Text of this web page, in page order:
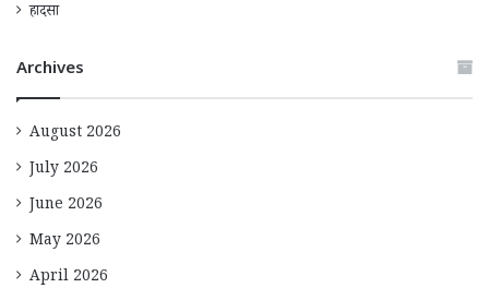
हादसा
Archives
August 2026
July 2026
June 2026
May 2026
April 2026